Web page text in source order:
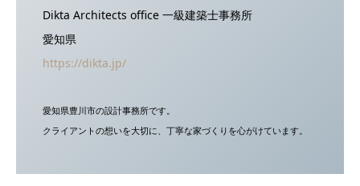
Dikta Architects office 一級建築士事務所
愛知県
https://dikta.jp/
愛知県豊川市の設計事務所です。
クライアントの想いを大切に、丁寧な家づくりを心がけています。